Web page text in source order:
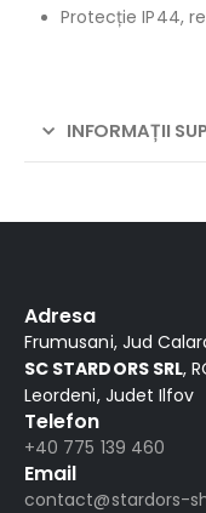
Protecție IP44,
INFORMAȚII
Adresa
Frumusani, Jud
SC STARDORS SRL,
Leordeni, Judet Ilfov
Telefon
+40 775 139 460
Email
contact@stardors-